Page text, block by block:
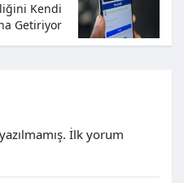
Kendi
Getiriyor
İlk yorum